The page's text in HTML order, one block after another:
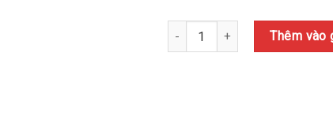
376.000₫.
CỐC GIỮ NHIỆT LORCA TA-
Thêm vào